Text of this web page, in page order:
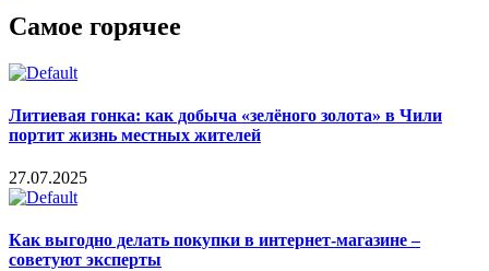
Самое горячее
Литиевая гонка: как добыча «зелёного золота» в Чили
портит жизнь местных жителей
27.07.2025
Как выгодно делать покупки в интернет-магазине –
советуют эксперты